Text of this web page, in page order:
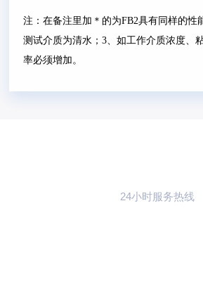
注：在备注里加＊的为FB2具有同样的性能
测试介质为清水；3、如工作介质浓度、
率必须增加。
24小时服务热线